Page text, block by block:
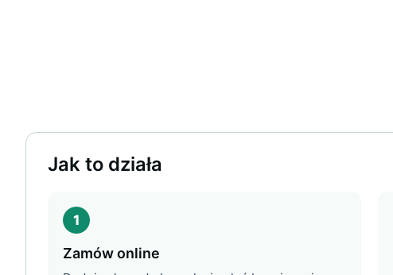
Jak to działa
1
Zamów online